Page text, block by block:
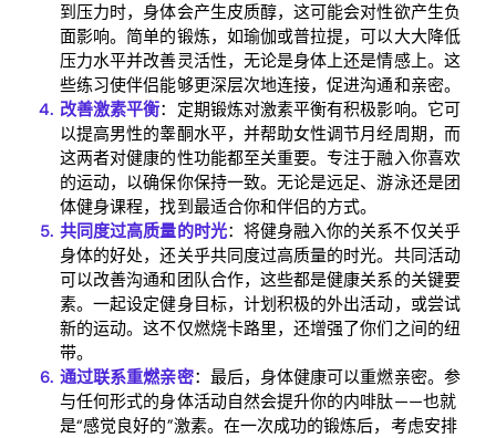
Download
到压力时，身体会产生皮质醇，这可能会对性欲产生负
面影响。简单的锻炼，如瑜伽或普拉提，可以大大降低
压力水平并改善灵活性，无论是身体上还是情感上。这
些练习使伴侣能够更深层次地连接，促进沟通和亲密。
改善激素平衡：定期锻炼对激素平衡有积极影响。它可
以提高男性的睾酮水平，并帮助女性调节月经周期，而
这两者对健康的性功能都至关重要。专注于融入你喜欢
的运动，以确保你保持一致。无论是远足、游泳还是团
体健身课程，找到最适合你和伴侣的方式。
共同度过高质量的时光：将健身融入你的关系不仅关乎
身体的好处，还关乎共同度过高质量的时光。共同活动
可以改善沟通和团队合作，这些都是健康关系的关键要
素。一起设定健身目标，计划积极的外出活动，或尝试
新的运动。这不仅燃烧卡路里，还增强了你们之间的纽
带。
通过联系重燃亲密：最后，身体健康可以重燃亲密。参
与任何形式的身体活动自然会提升你的内啡肽——也就
是“感觉良好的”激素。在一次成功的锻炼后，考虑安排